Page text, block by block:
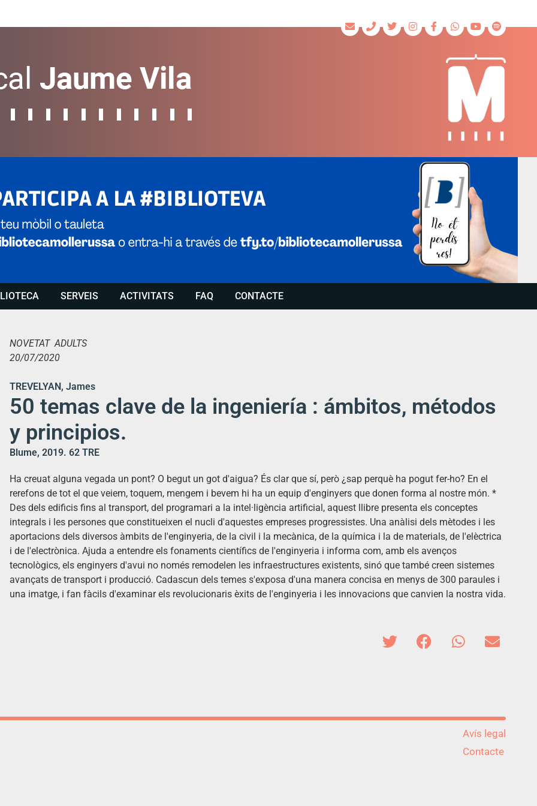
SERVEIS ACTIVITATS FAQ CONTACTE
NOVETAT ADULTS
20/07/2020
TREVELYAN, James
50 temas clave de la ingeniería : ámbitos, métodos
y principios.
Blume, 2019. 62 TRE
Ha creuat alguna vegada un pont? O begut un got d'aigua? És clar que sí, però ¿sap perquè ha pogut fer-ho? En el
rerefons de tot el que veiem, toquem, mengem i bevem hi ha un equip d'enginyers que donen forma al nostre món. *
Des dels edificis fins al transport, del programari a la intel·ligència artificial, aquest llibre presenta els conceptes
integrals i les persones que constitueixen el nucli d'aquestes empreses progressistes. Una anàlisi dels mètodes i les
aportacions dels diversos àmbits de l'enginyeria, de la civil i la mecànica, de la química i la de materials, de l'elèctrica
i de l'electrònica. Ajuda a entendre els fonaments científics de l'enginyeria i informa com, amb els avenços
tecnològics, els enginyers d'avui no només remodelen les infraestructures existents, sinó que també creen sistemes
avançats de transport i producció. Cadascun dels temes s'exposa d'una manera concisa en menys de 300 paraules i
una imatge, i fan fàcils d'examinar els revolucionaris èxits de l'enginyeria i les innovacions que canvien la nostra vida.
Avís legal
Contacte